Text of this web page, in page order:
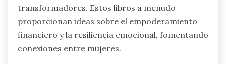
transformadores. Estos libros a menudo
proporcionan ideas sobre el empoderamiento
financiero y la resiliencia emocional, fomentando
conexiones entre mujeres.